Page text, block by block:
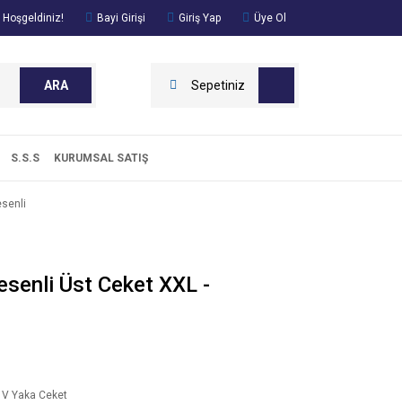
Hoşgeldiniz! Bayi Girişi Giriş Yap Üye Ol
ARA Sepetiniz
S.S.S KURUMSAL SATIŞ
Üst Ceket XXL -
Yaka Ceket